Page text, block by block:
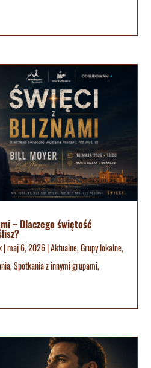
– Dlaczego świętość
|maj 6, 2026|Aktualne,Grupy lokalne,
,Spotkania z innymi grupami,